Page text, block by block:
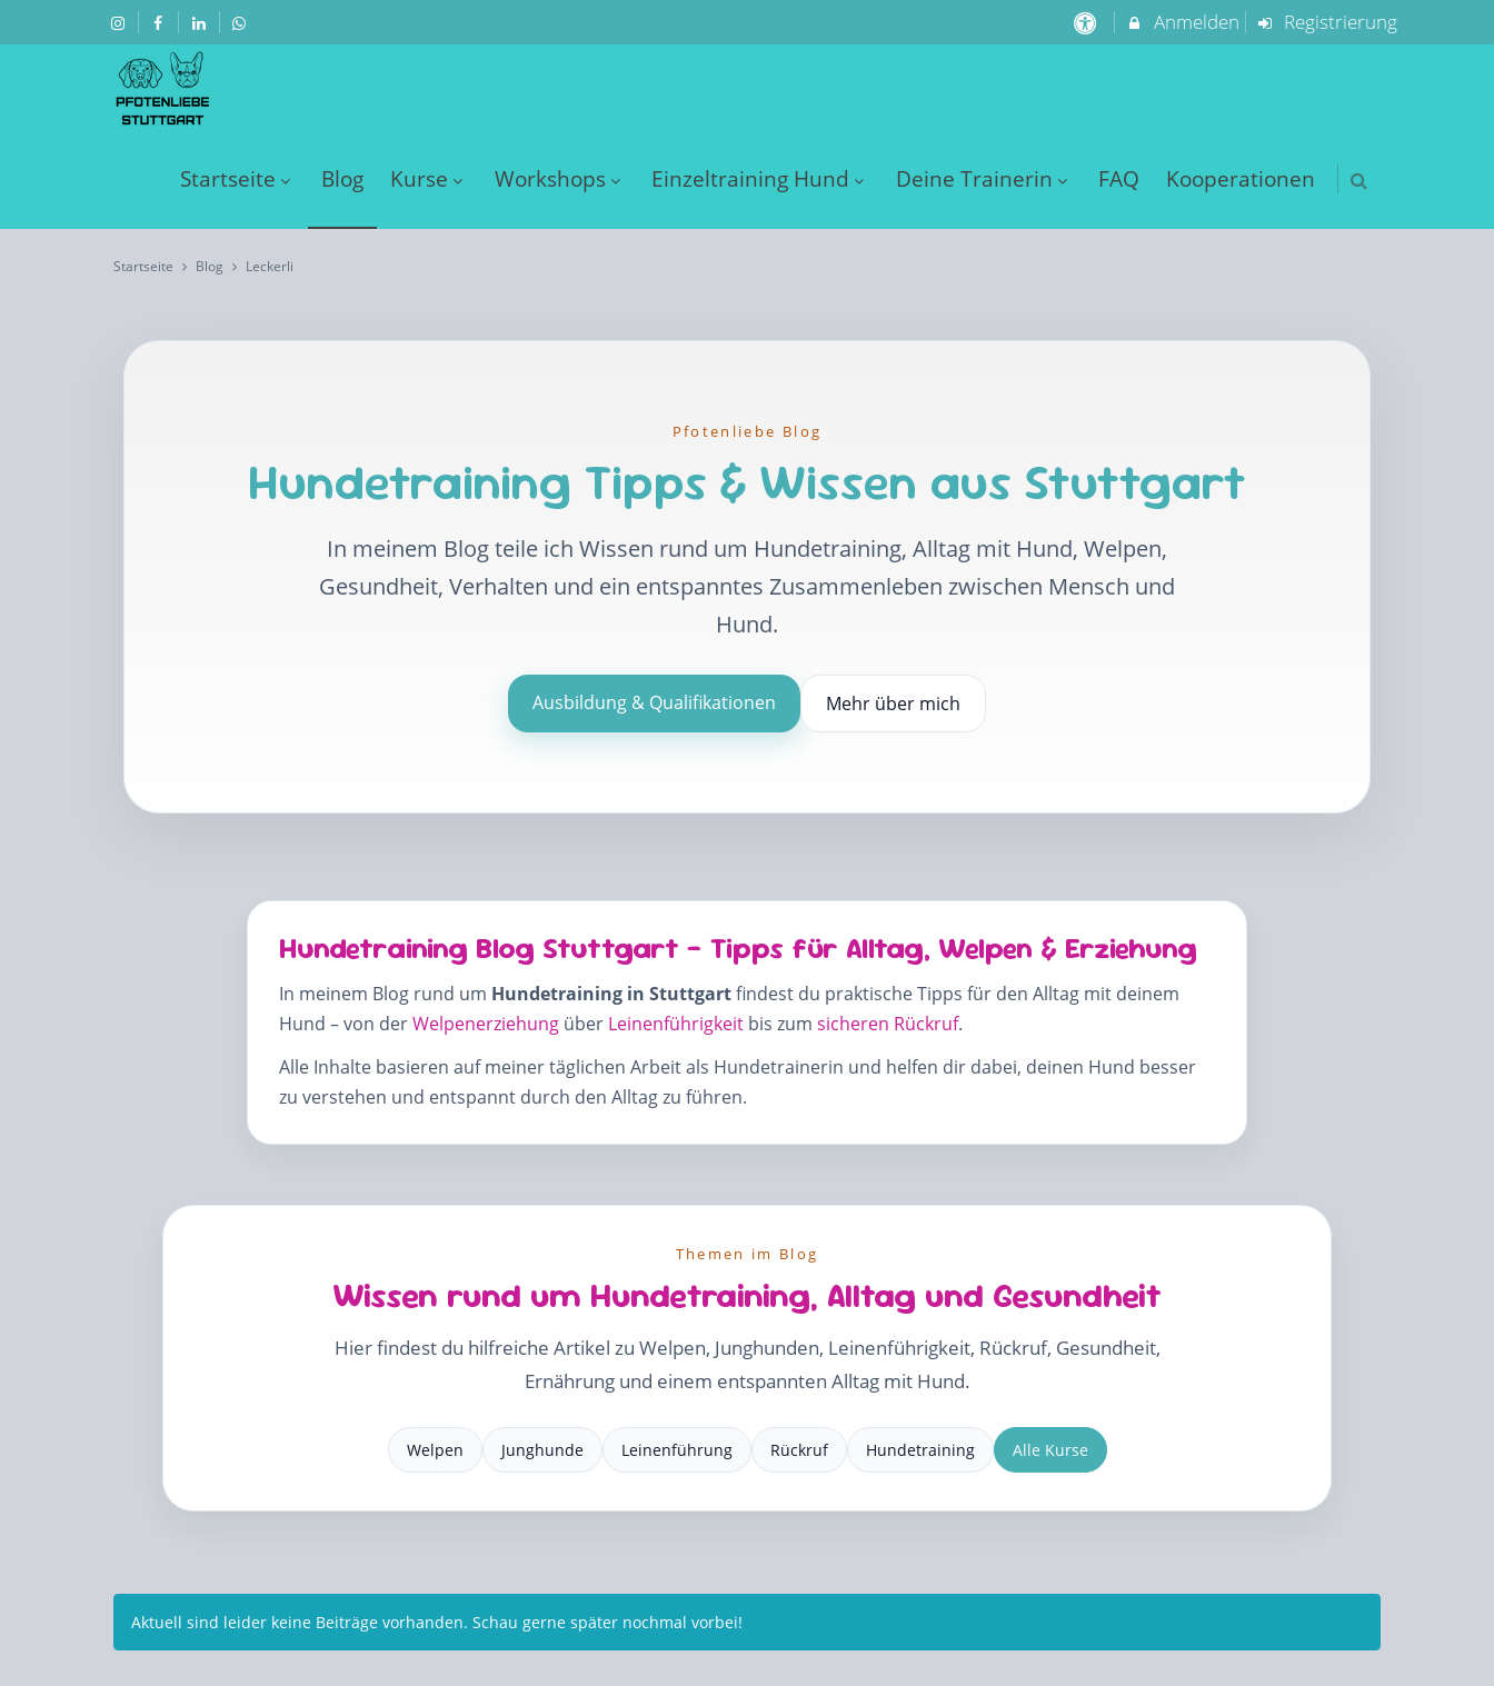
Anmelden Registrierung
Startseite Blog Kurse Workshops Einzeltraining Hund Deine Trainerin FAQ Kooperationen
Startseite Blog Leckerli
Pfotenliebe Blog
Hundetraining Tipps & Wissen aus Stuttgart
In meinem Blog teile ich Wissen rund um Hundetraining, Alltag mit Hund, Welpen,
Gesundheit, Verhalten und ein entspanntes Zusammenleben zwischen Mensch und
Hund.
Ausbildung & Qualifikationen Mehr über mich
Hundetraining Blog Stuttgart – Tipps für Alltag, Welpen & Erziehung
In meinem Blog rund um Hundetraining in Stuttgartfindest du praktische Tipps für den Alltag mit deinem
Hund – von derWelpenerziehung über Leinenführigkeit bis zum sicheren Rückruf.
Alle Inhalte basieren auf meiner täglichen Arbeit als Hundetrainerin und helfen dir dabei, deinen Hund besser
zu verstehen und entspannt durch den Alltag zu führen.
Themen im Blog
Wissen rund um Hundetraining, Alltag und Gesundheit
Hier findest du hilfreiche Artikel zu Welpen, Junghunden, Leinenführigkeit, Rückruf, Gesundheit,
Ernährung und einem entspannten Alltag mit Hund.
Welpen Junghunde Leinenführung Rückruf Hundetraining Alle Kurse
Aktuell sind leider keine Beiträge vorhanden. Schau gerne später nochmal vorbei!